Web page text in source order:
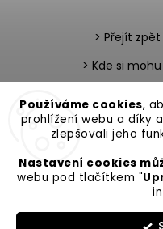
Používáme cookies,
prohlížení webu a díky
zlepšovali jeho
Nastavení cookies
webu pod tlačítkem "
> Přejít zpět
> Kde si
> Katalog zboží v